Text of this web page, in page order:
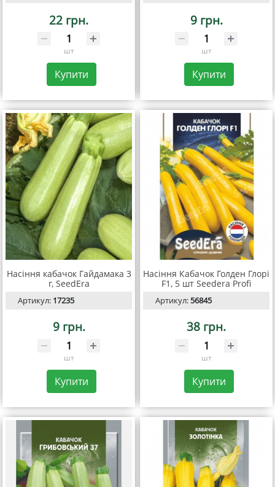
22 грн.
шт
Купити
9 грн.
шт
Купити
Насіння кабачок Гайдамака 3
г, SeedEra
Артикул: 17235
9 грн.
шт
Купити
Насіння Кабачок Голден Глорі
F1, 5 шт Seedera Profi
Артикул:56845
38 грн.
шт
Купити